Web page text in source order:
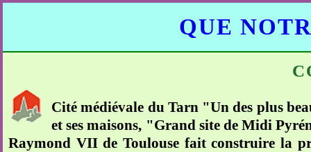
QUE
Cité médiévale du Tarn "Un des plus
et ses maisons, "Grand site de Midi
Raymond VII de Toulouse fait construire la